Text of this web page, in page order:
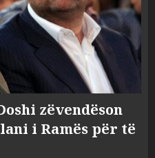
zëvendëson
i Ramës për të